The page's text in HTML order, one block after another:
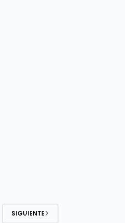
SIGUIENTE